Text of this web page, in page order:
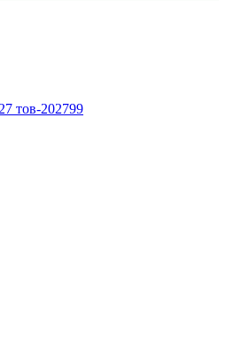
тов-202799